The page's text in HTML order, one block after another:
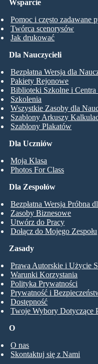
Wsparcie
Pomoc i często zadawane
Twórca scenorysów
Jak drukować
Dla Uczniów
Moja Klasa
Photos For Class
Dla Nauczycieli
Bezpłatna Wersja dla
Pakiety Rejonowe
Biblioteki Szkolne i Centra
Szkolenia
Wszystkie Zasoby dla
Szablony Arkuszy
Szablony Plakatów
Dla Zespołów
Bezpłatna Wersja Próbna
Zasoby Biznesowe
Utwórz do Pracy
Dołącz do Mojego Zespołu
O
O nas
Skontaktuj się z Nami
Zasady
Prawa Autorskie i Użycie
Warunki Korzystania
Polityka Prywatności
Prywatność i
Dostępność
Twoje Wybory Dotyczące